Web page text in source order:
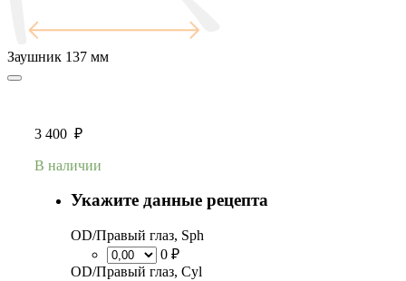
Заушник 137 мм
3 400 ₽
В наличии
Укажите данные рецепта
OD/Правый глаз, Sph
0 ₽
OD/Правый глаз, Cyl